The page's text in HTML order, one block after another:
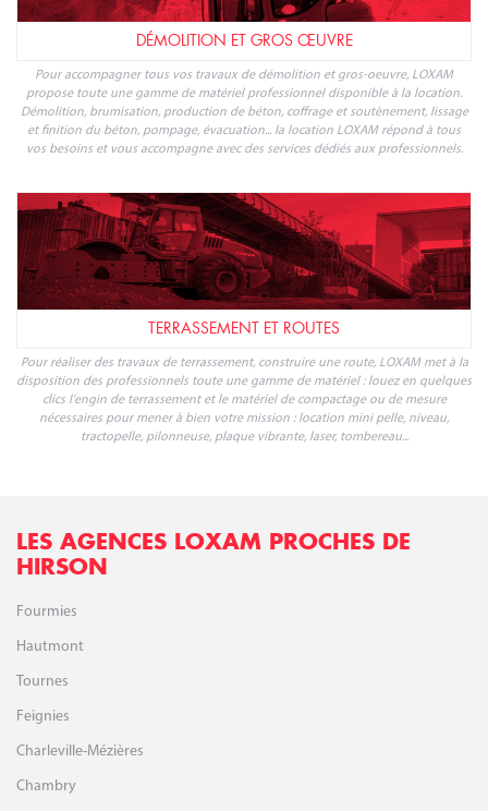
DÉMOLITION ET GROS ŒUVRE
Pour accompagner tous vos travaux de démolition et gros-oeuvre, LOXAM
propose toute une gamme de matériel professionnel disponible à la location.
Démolition, brumisation, production de béton, coffrage et soutènement, lissage
et finition du béton, pompage, évacuation... la location LOXAM répond à tous
vos besoins et vous accompagne avec des services dédiés aux professionnels.
TERRASSEMENT ET ROUTES
Pour réaliser des travaux de terrassement, construire une route, LOXAM met à la
disposition des professionnels toute une gamme de matériel : louez en quelques
clics l'engin de terrassement et le matériel de compactage ou de mesure
nécessaires pour mener à bien votre mission : location mini pelle, niveau,
tractopelle, pilonneuse, plaque vibrante, laser, tombereau...
LES AGENCES LOXAM PROCHES DE
HIRSON
Fourmies
Hautmont
Tournes
Feignies
Charleville-Mézières
Chambry